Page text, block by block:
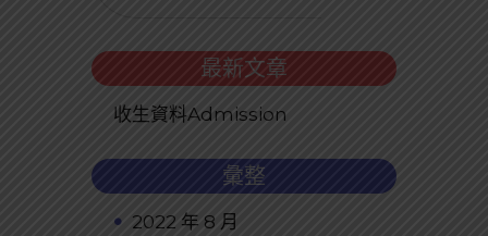
最新文章
收生資料Admission
彙整
2022 年 8 月